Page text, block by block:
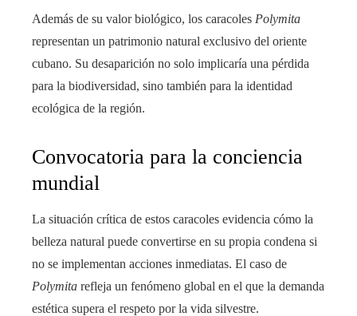
Además de su valor biológico, los caracoles Polymita
representan un patrimonio natural exclusivo del oriente
cubano. Su desaparición no solo implicaría una pérdida
para la biodiversidad, sino también para la identidad
ecológica de la región.
Convocatoria para la conciencia
mundial
La situación crítica de estos caracoles evidencia cómo la
belleza natural puede convertirse en su propia condena si
no se implementan acciones inmediatas. El caso de
Polymita refleja un fenómeno global en el que la demanda
estética supera el respeto por la vida silvestre.